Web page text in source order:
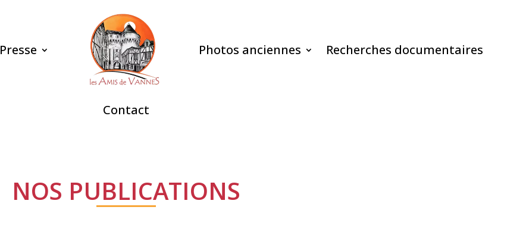
Presse Photos anciennes Recherches documentaires
Contact
NOS PUBLICATIONS